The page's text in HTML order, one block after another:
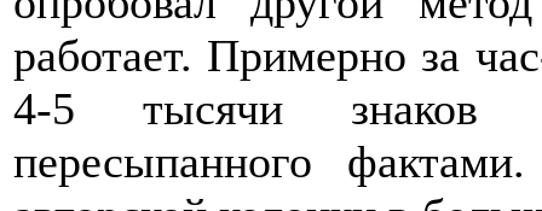
работает. Примерно за
4-5 тысячи знаков
пересыпанного